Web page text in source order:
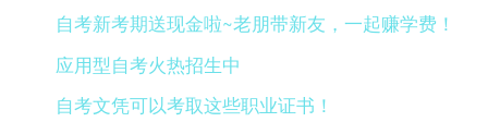
自考新考期送现金啦~老朋带新友，一起赚学费！
应用型自考火热招生中
自考文凭可以考取这些职业证书！